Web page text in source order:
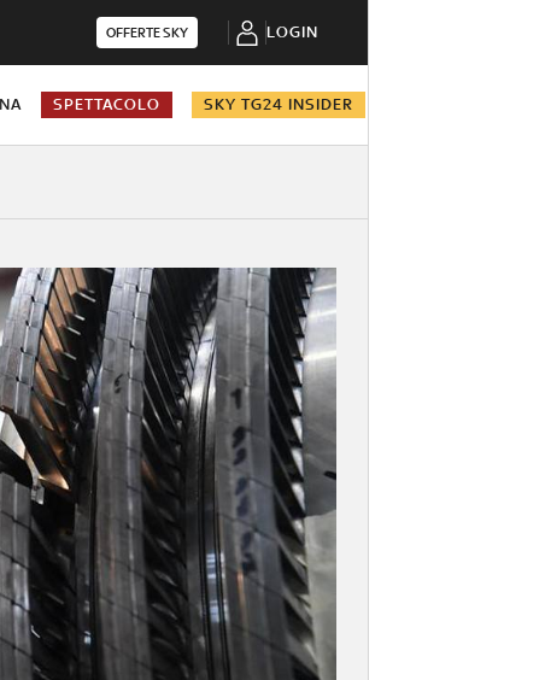
OFFERTE SKY LOGIN
SPETTACOLO SKY TG24 INSIDER